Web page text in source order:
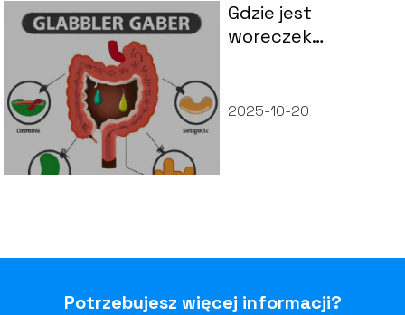
Gdzie jest
woreczek
2025-10-20
Potrzebujesz więcej informacji?